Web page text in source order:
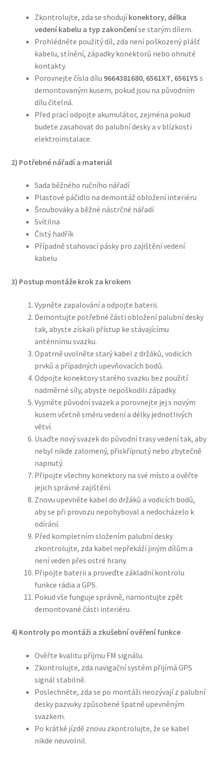
Zkontrolujte, zda se shodujíkonektory, délka
vedení kabelu a typ zakončeníse starým dílem.
Prohlédněte použitý díl, zda není poškozený plášť
kabelu, stínění, západky konektorů nebo ohnuté
kontakty.
Porovnejte čísla dílu 9664381680, 6561XT, 6561YS s
demontovaným kusem, pokud jsou na původním
dílu čitelná.
Před prací odpojte akumulátor, zejména pokud
budete zasahovat do palubní desky a v blízkosti
elektroinstalace.
2) Potřebné nářadí a materiál
Sada běžného ručního nářadí
Plastové páčidlo na demontáž obložení interiéru
Šroubováky a běžné nástrčné nářadí
Svítilna
Čistý hadřík
Případně stahovací pásky pro zajištění vedení
kabelu
3) Postup montáže krok za krokem
Vypněte zapalování a odpojte baterii.
Demontujte potřebné části obložení palubní desky
tak, abyste získali přístup ke stávajícímu
anténnímu svazku.
Opatrně uvolněte starý kabel z držáků, vodicích
prvků a případných upevňovacích bodů.
Odpojte konektory starého svazku bez použití
nadměrné síly, abyste nepoškodili západky.
Vyjměte původní svazek a porovnejte jej s novým
kusem včetně směru vedení a délky jednotlivých
větví.
Usaďte nový svazek do původní trasy vedení tak, aby
nebyl nikde zalomený, přiskřípnutý nebo zbytečně
napnutý.
Připojte všechny konektory na své místo a ověřte
jejich správné zajištění.
Znovu upevněte kabel do držáků a vodicích bodů,
aby se při provozu nepohyboval a nedocházelo k
odírání.
Před kompletním složením palubní desky
zkontrolujte, zda kabel nepřekáží jiným dílům a
není veden přes ostré hrany.
Připojte baterii a proveďte základní kontrolu
funkce rádia a GPS.
Pokud vše funguje správně, namontujte zpět
demontované části interiéru.
4) Kontroly po montáži a zkušební ověření funkce
Ověřte kvalitu příjmu FM signálu.
Zkontrolujte, zda navigační systém přijímá GPS
signál stabilně.
Poslechněte, zda se po montáži neozývají z palubní
desky pazvuky způsobené špatně upevněným
svazkem.
Po krátké jízdě znovu zkontrolujte, že se kabel
nikde neuvolnil.